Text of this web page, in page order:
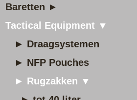
Baretten ►
Tactical Equipment ▼
► Draagsystemen
► NFP Pouches
► Rugzakken ▼